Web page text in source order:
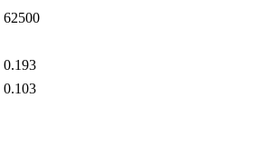
62500
0.193
0.103